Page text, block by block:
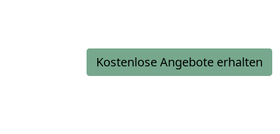
Kostenlose Angebote erhalten